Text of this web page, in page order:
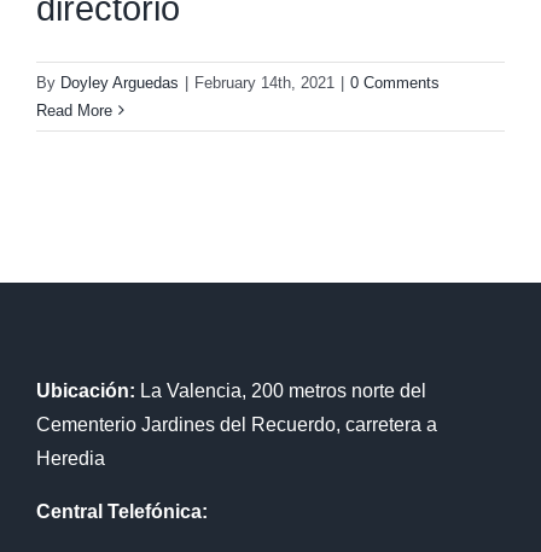
directorio
By Doyley Arguedas February 14th, 2021
0 Comments
Read More
Ubicación: La Valencia, 200 metros norte del
Cementerio Jardines del Recuerdo, carretera a
Heredia
Central Telefónica: